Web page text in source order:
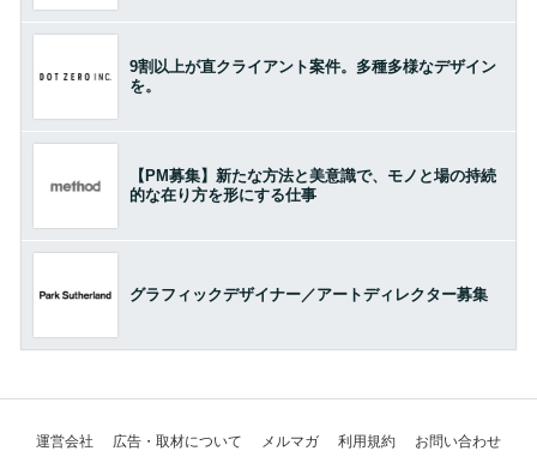
9割以上が直クライアント案件。多種多様なデザイン
を。
【PM募集】新たな方法と美意識で、モノと場の持続
的な在り方を形にする仕事
グラフィックデザイナー／アートディレクター募集
運営会社 広告・取材について メルマガ 利用規約 お問い合わせ